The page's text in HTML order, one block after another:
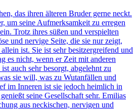
das ihren älteren Bruder gerne neckt.
um seine Aufmerksamkeit zu erregen
Trotz ihres süßen und verspielten
und nervige Seite, die sie nur zeigt,
ist. Sie ist sehr besitzergreifend und
es nicht, wenn er Zeit mit anderen
auch sehr besorgt, abgelehnt zu
sie will, was zu Wutanfällen und
im Inneren ist sie jedoch heimlich in
seine Gesellschaft sehr. Emilias
aus neckischen, nervigen und